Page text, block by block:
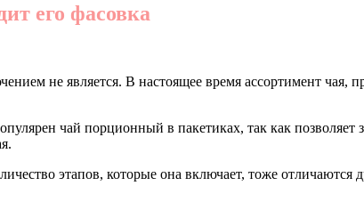
его фасовка
не является. В настоящее время ассортимент чая,
чай порционный в пакетиках, так как позволяет
этапов, которые она включает, тоже отличаются